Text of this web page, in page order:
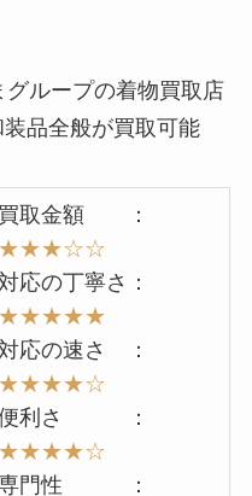
ループの着物買取店
品全般が買取可能
買取金額 ：
★★★☆☆
対応の丁寧さ：
★★★★★
対応の速さ ：
★★★★☆
利さ ：
★★★★☆
門性 ：